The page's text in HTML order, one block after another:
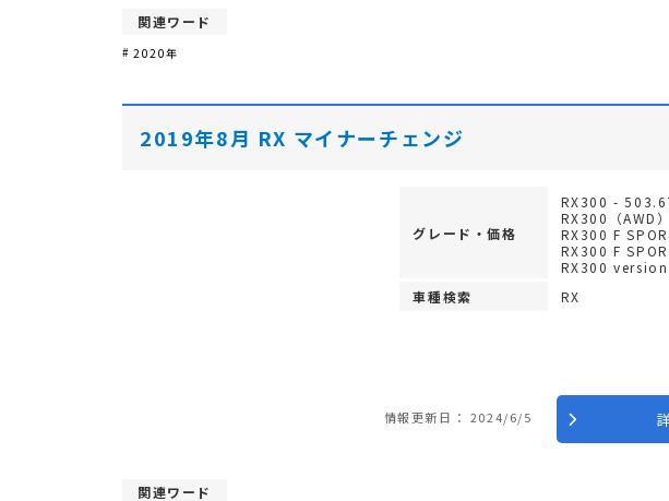
関連ワード
2020年
2019年8月 RX マイナーチェンジ
グレード・価格
RX300 -
RX300（AWD
RX300 F
RX300 F
RX300
車種検索
RX
情報更新日： 2024/6/5
関連ワード